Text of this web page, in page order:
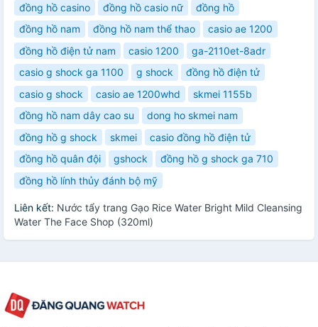
đồng hồ casino
đồng hồ casio nữ
đồng hồ
đồng hồ nam
đồng hồ nam thể thao
casio ae 1200
đồng hồ điện tử nam
casio 1200
ga-2110et-8adr
casio g shock ga 1100
g shock
đồng hồ điện tử
casio g shock
casio ae 1200whd
skmei 1155b
đồng hồ nam dây cao su
dong ho skmei nam
đồng hồ g shock
skmei
casio đồng hồ điện tử
đồng hồ quân đội
gshock
đồng hồ g shock ga 710
đồng hồ lính thủy đánh bộ mỹ
Liên kết: Nước tẩy trang Gạo Rice Water Bright Mild Cleansing
Water The Face Shop (320ml)